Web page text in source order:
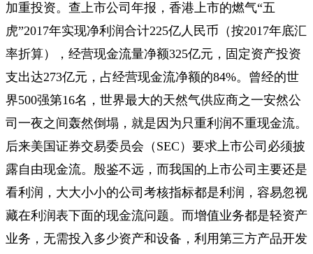
加重投资。查上市公司年报，香港上市的燃气“五
虎”2017年实现净利润合计225亿人民币（按2017年底汇
率折算），经营现金流量净额325亿元，固定资产投资
支出达273亿元，占经营现金流净额的84%。曾经的世
界500强第16名，世界最大的天然气供应商之一安然公
司一夜之间轰然倒塌，就是因为只重利润不重现金流。
后来美国证券交易委员会（SEC）要求上市公司必须披
露自由现金流。殷鉴不远，而我国的上市公司主要还是
看利润，大大小小的公司考核指标都是利润，容易忽视
藏在利润表下面的现金流问题。而增值业务都是轻资产
业务，无需投入多少资产和设备，利用第三方产品开发